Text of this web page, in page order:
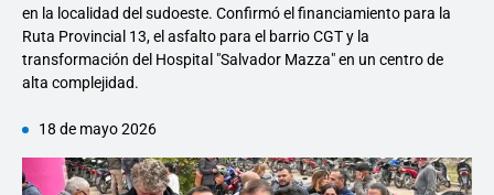
en la localidad del sudoeste. Confirmó el financiamiento para la
Ruta Provincial 13, el asfalto para el barrio CGT y la
transformación del Hospital "Salvador Mazza" en un centro de
alta complejidad.
18 de mayo 2026